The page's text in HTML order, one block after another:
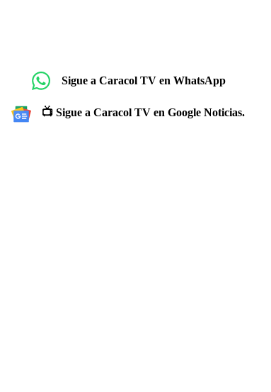
Sigue a Caracol TV en WhatsApp
📺 Sigue a Caracol TV en Google Noticias.